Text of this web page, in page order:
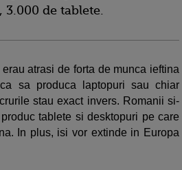
de tablete.
atrasi de forta de munca ieftina
sa produca laptopuri sau chiar
stau exact invers. Romanii si-
tablete si desktopuri pe care
In plus, isi vor extinde in Europa